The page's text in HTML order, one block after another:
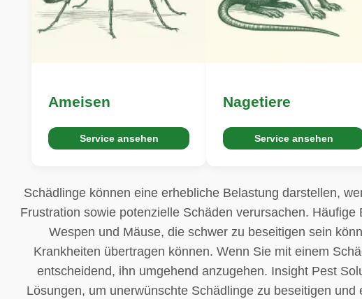
Ameisen
Service ansehen
Nagetiere
Service ansehen
Schädlinge können eine erhebliche Belastung darstellen,
Frustration sowie potenzielle Schäden verursachen.
Wespen und Mäuse, die schwer zu beseitigen sein
Krankheiten übertragen können. Wenn Sie mit einem
entscheidend, ihn umgehend anzugehen. Insight Pest
Lösungen, um unerwünschte Schädlinge zu beseitigen